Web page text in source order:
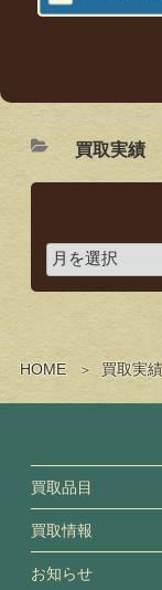
HOME 買取実績
買取実績
買取品目
買取情報
お知らせ